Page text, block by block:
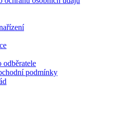
odběratele
podmínky